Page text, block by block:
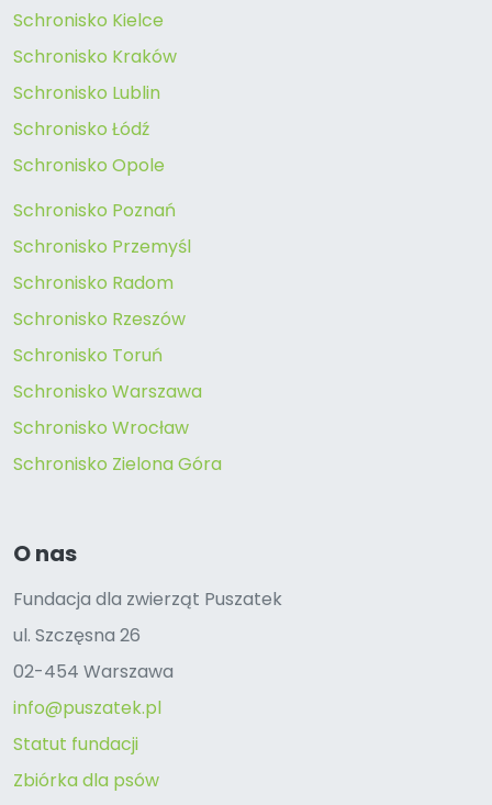
Schronisko Kielce
Schronisko Kraków
Schronisko Lublin
Schronisko Łódź
Schronisko Opole
Schronisko Poznań
Schronisko Przemyśl
Schronisko Radom
Schronisko Rzeszów
Schronisko Toruń
Schronisko Warszawa
Schronisko Wrocław
Schronisko Zielona Góra
O nas
Fundacja dla zwierząt Puszatek
ul. Szczęsna 26
02-454 Warszawa
info@puszatek.pl
Statut fundacji
Zbiórka dla psów